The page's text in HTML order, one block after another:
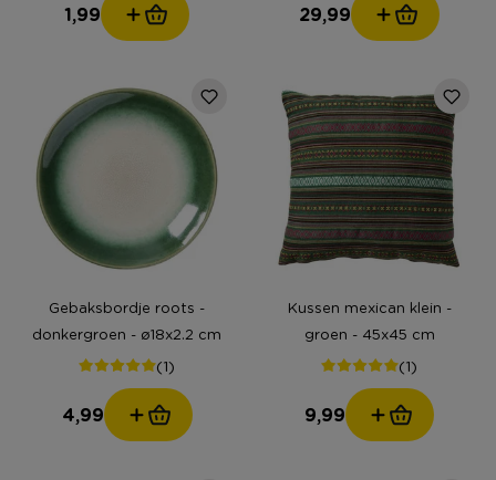
1,99 29,99
Gebaksbordje roots -
donkergroen - ø18x2.2 cm
(1)
4,99
Kussen mexican klein -
groen - 45x45 cm
(1)
9,99